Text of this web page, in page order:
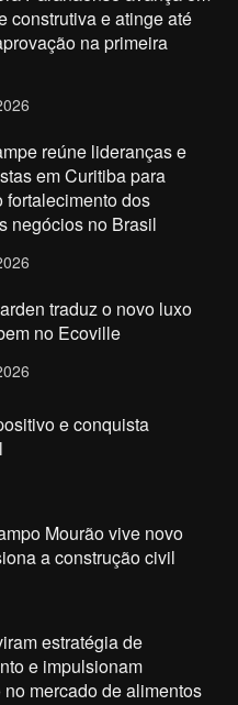
construtiva e atinge até
na primeira
reúne lideranças e
em Curitiba para
fortalecimento dos
negócios no Brasil
traduz o novo luxo
no Ecoville
e conquista
Mourão vive novo
a construção civil
estratégia de
e impulsionam
mercado de alimentos